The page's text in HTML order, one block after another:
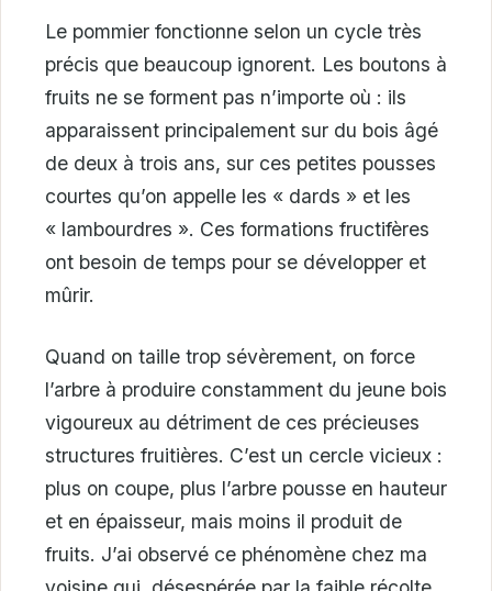
Le pommier fonctionne selon un cycle très
précis que beaucoup ignorent. Les boutons à
fruits ne se forment pas n’importe où : ils
apparaissent principalement sur du bois âgé
de deux à trois ans, sur ces petites pousses
courtes qu’on appelle les « dards » et les
« lambourdres ». Ces formations fructifères
ont besoin de temps pour se développer et
mûrir.
Quand on taille trop sévèrement, on force
l’arbre à produire constamment du jeune bois
vigoureux au détriment de ces précieuses
structures fruitières. C’est un cercle vicieux :
plus on coupe, plus l’arbre pousse en hauteur
et en épaisseur, mais moins il produit de
fruits. J’ai observé ce phénomène chez ma